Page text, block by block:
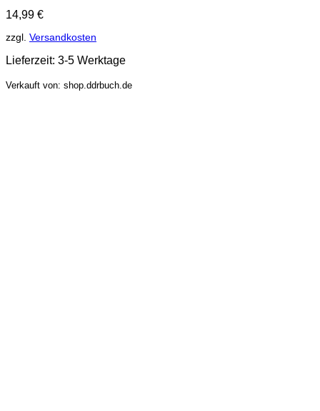
14,99 €
zzgl. Versandkosten
Lieferzeit: 3-5 Werktage
Verkauft von: shop.ddrbuch.de